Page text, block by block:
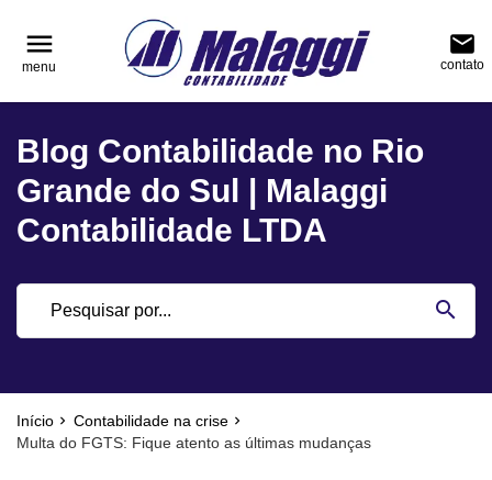
menu
menu
email
contato
Blog Contabilidade no Rio
Grande do Sul | Malaggi
Contabilidade LTDA
search
Início
Contabilidade na crise
Multa do FGTS: Fique atento as últimas mudanças
reply NAVEGAÇÃO
Blog
Contabilidade
Notícias
reply FALE CONOSCO
phone (51) 3751-0400
location_on
Rua Júlio de Castilhos, nº 983, salas 3 e 4
Encantado - Rio Grande do Sul